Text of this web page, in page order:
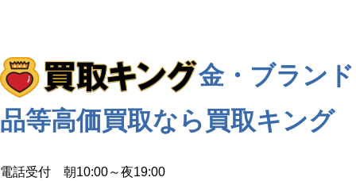
金・ブランド
品等高価買取なら買取キング
電話受付 朝10:00～夜19:00